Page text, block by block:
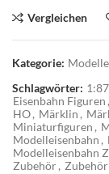
Vergleichen
Kategorie:
Schlagwörter: 1:87
Eisenbahn Figuren ,
HO, Märklin ,
Miniaturfiguren ,
Modelleisenbahn ,
Modelleisenbahn
Zubehör,